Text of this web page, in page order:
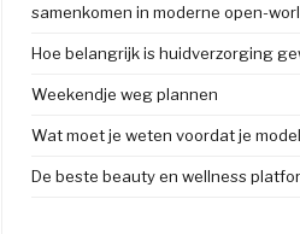
samenkomen in moderne open-
Hoe belangrijk is huidverzorging
Weekendje weg plannen
Wat moet je weten voordat je
De beste beauty en wellness